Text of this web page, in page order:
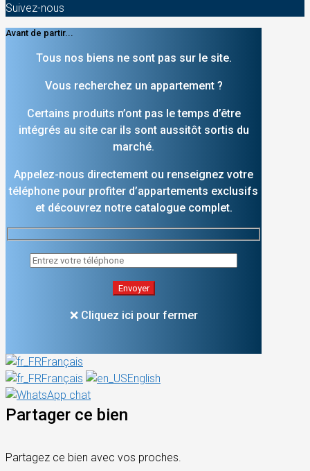
Suivez-nous
Avant de partir...
Tous nos biens ne sont pas sur le site.
Vous recherchez un appartement ?
Certains produits n’ont pas le temps d’être
intégrés au site car ils sont aussitôt sortis du
marché.
Appelez-nous directement ou renseignez votre
téléphone pour profiter d’appartements exclusifs
et découvrez notre catalogue complet.
❌ Cliquez ici pour fermer
Français
Français
English
Partager ce bien
Partagez ce bien avec vos proches.